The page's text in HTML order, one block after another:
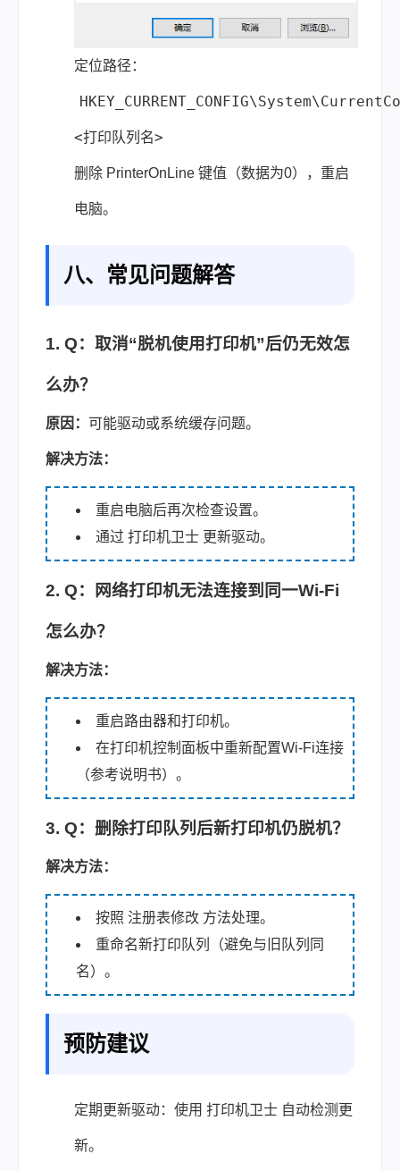
定位路径：
<打印队列名>
删除 PrinterOnLine 键值（数据为0），重启
电脑。
八、常见问题解答
1. Q：取消“脱机使用打印机”后仍无效怎
么办？
原因： 可能驱动或系统缓存问题。
解决方法：
重启电脑后再次检查设置。
通过 打印机卫士 更新驱动。
2. Q：网络打印机无法连接到同一Wi-Fi
怎么办？
解决方法：
重启路由器和打印机。
在打印机控制面板中重新配置Wi-Fi连接
（参考说明书）。
3. Q：删除打印队列后新打印机仍脱机？
解决方法：
按照 注册表修改 方法处理。
重命名新打印队列（避免与旧队列同
名）。
预防建议
定期更新驱动：使用 打印机卫士 自动检测更
新。